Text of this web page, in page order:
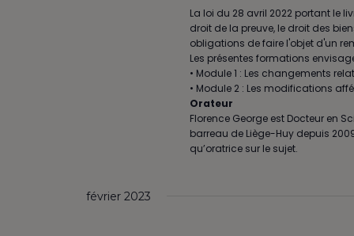
La loi du 28 avril 2022 portant le
droit de la preuve, le droit des
obligations de faire l'objet d'un
Les présentes formations
• Module 1 : Les changements
• Module 2 : Les modifications
Orateur
Florence George est Docteur en
barreau de Liège-Huy depuis
qu’oratrice sur le sujet.
février 2023